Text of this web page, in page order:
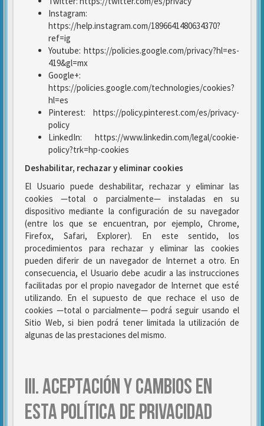
Instagram:
https://help.instagram.com/1896641480634370?
ref=ig
Youtube: https://policies.google.com/privacy?hl=es-
419&gl=mx
Google+:
https://policies.google.com/technologies/cookies?
hl=es
Pinterest: https://policy.pinterest.com/es/privacy-
policy
LinkedIn: https://www.linkedin.com/legal/cookie-
policy?trk=hp-cookies
Deshabilitar, rechazar y eliminar cookies
El Usuario puede deshabilitar, rechazar y eliminar las
cookies —total o parcialmente— instaladas en su
dispositivo mediante la configuración de su navegador
(entre los que se encuentran, por ejemplo, Chrome,
Firefox, Safari, Explorer). En este sentido, los
procedimientos para rechazar y eliminar las cookies
pueden diferir de un navegador de Internet a otro. En
consecuencia, el Usuario debe acudir a las instrucciones
facilitadas por el propio navegador de Internet que esté
utilizando. En el supuesto de que rechace el uso de
cookies —total o parcialmente— podrá seguir usando el
Sitio Web, si bien podrá tener limitada la utilización de
algunas de las prestaciones del mismo.
III. ACEPTACIÓN Y CAMBIOS EN
ESTA POLÍTICA DE PRIVACIDAD